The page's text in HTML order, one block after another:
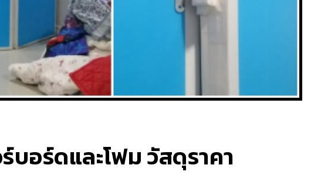
บอร์ดและโฟม วัสดุราคา